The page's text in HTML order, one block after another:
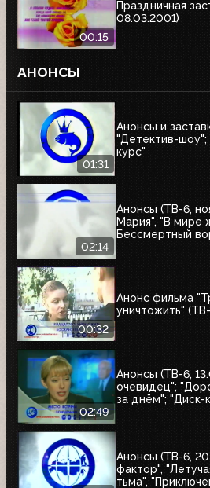
00:15
Праздничная
08.03.2001)
АНОНСЫ
01:31
Анонсы и
"Детектив-
курс"
02:14
Анонсы (ТВ-6,
Мария", "В мире
Бессмертный
00:32
Анонс фильма
уничтожить"
02:49
Анонсы (ТВ-6,
очевидец";
за днём"; "Диск-
Анонсы (ТВ-6,
фактор",
тьма",